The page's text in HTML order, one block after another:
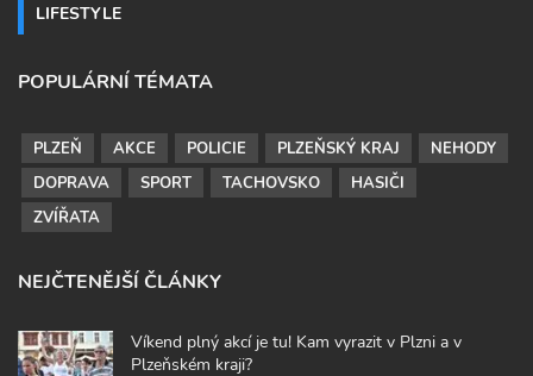
LIFESTYLE
POPULÁRNÍ TÉMATA
PLZEŇ AKCE POLICIE PLZEŇSKÝ KRAJ
NEHODY
DOPRAVA
SPORT TACHOVSKO
HASIČI
ZVÍŘATA
NEJČTENĚJŠÍ ČLÁNKY
Víkend plný akcí je tu! Kam vyrazit v Plzni a v
Plzeňském kraji?